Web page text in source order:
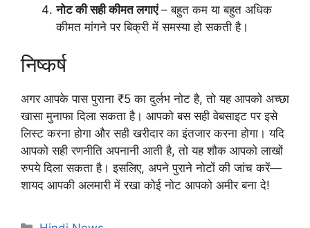
नोट की सही कीमत लगाएं– बहुत कम या बहुत अधिक
कीमत मांगने पर बिक्री में समस्या हो सकती है।
निष्कर्ष
अगर आपके पास पुराना ₹5 का दुर्लभ नोट है, तो यह आपको अच्छा
खासा मुनाफा दिला सकता है। आपको बस सही वेबसाइट पर इसे
लिस्ट करना होगा और सही खरीदार का इंतजार करना होगा। यदि
आपको सही रणनीति अपनानी आती है, तो यह शौक आपको लाखों
रुपये दिला सकता है। इसलिए, अपने पुराने नोटों की जांच करें—
शायद आपकी अलमारी में रखा कोई नोट आपको अमीर बना दे!